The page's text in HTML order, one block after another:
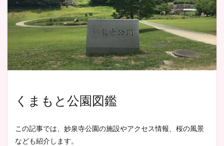
くまもと公園図鑑
この記事では、妙泉寺公園の施設やアクセス情報、桜の風景
なども紹介します。